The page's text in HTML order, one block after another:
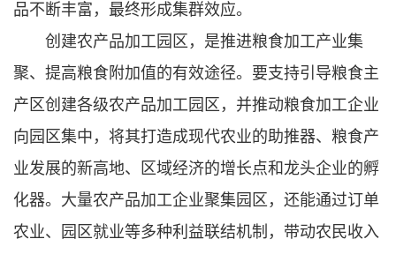
品不断丰富，最终形成集群效应。
创建农产品加工园区，是推进粮食加工产业集
聚、提高粮食附加值的有效途径。要支持引导粮食主
产区创建各级农产品加工园区，并推动粮食加工企业
向园区集中，将其打造成现代农业的助推器、粮食产
业发展的新高地、区域经济的增长点和龙头企业的孵
化器。大量农产品加工企业聚集园区，还能通过订单
农业、园区就业等多种利益联结机制，带动农民收入